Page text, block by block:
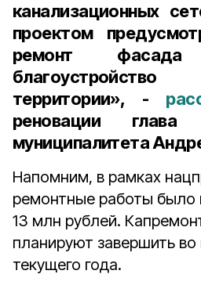
канализационных
проектом
ремонт
территории», -
реновации глава
муниципалитета
Напомним, в рамках
ремонтные работы было
13 млн рублей.
планируют завершить
текущего года.